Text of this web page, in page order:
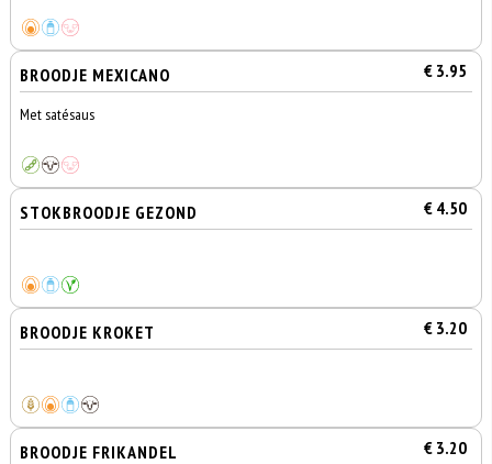
BROODJE MEXICANO € 3.95
Met satésaus
STOKBROODJE GEZOND € 4.50
BROODJE KROKET € 3.20
BROODJE FRIKANDEL € 3.20